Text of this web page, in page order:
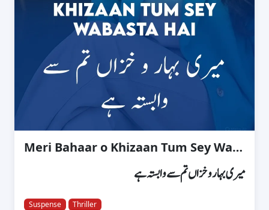
Meri Bahaar o Khizaan Tum Sey Wabasta Hai
میری بہار و خزاں تم سے وابستہ ہے
Suspense Thriller